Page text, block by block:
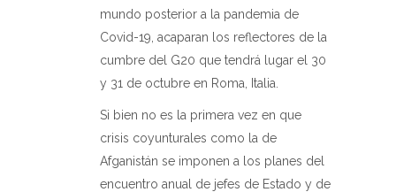
mundo posterior a la pandemia de
Covid-19, acaparan los reflectores de la
cumbre del G20 que tendrá lugar el 30
y 31 de octubre en Roma, Italia.
Si bien no es la primera vez en que
crisis coyunturales como la de
Afganistán se imponen a los planes del
encuentro anual de jefes de Estado y de